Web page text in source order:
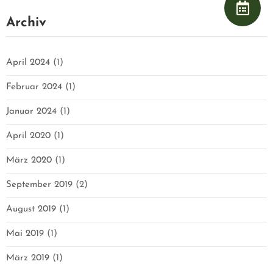
Archiv
April 2024 (1)
Februar 2024 (1)
Januar 2024 (1)
April 2020 (1)
März 2020 (1)
September 2019 (2)
August 2019 (1)
Mai 2019 (1)
März 2019 (1)